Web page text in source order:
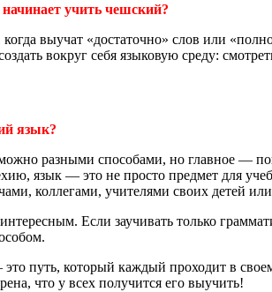
учить чешский?
выучат «достаточно» слов или
вокруг себя языковую среду:
язык?
разными способами, но главное —
язык — это не просто предмет для
коллегами, учителями своих детей
Если заучивать только
путь, который каждый проходит в
что у всех получится его выучить!